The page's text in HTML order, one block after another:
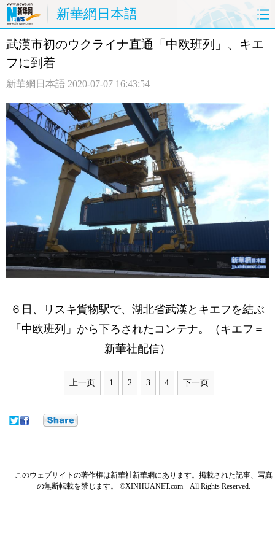
新華網日本語
ホームページ 政治 経済
観光 評論 写真
中日対訳
武漢市初のウクライナ直通「中欧班列」、キエ
フに到着
新華網日本語 2020-07-07 16:43:54
６日、リスキ貨物駅で、湖北省武漢とキエフを結ぶ
「中欧班列」から下ろされたコンテナ。（キエフ＝
新華社配信）
上一页 1 2 3 4 下一页
このウェブサイトの著作権は新華社新華網にあります。掲載された記事、写真
の無断転載を禁じます。 ©XINHUANET.com All Rights Reserved.